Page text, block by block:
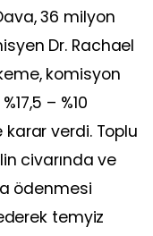
36 milyon
Dr. Rachael
komisyon
– %10
verdi. Toplu
civarında ve
ödenmesi
temyiz